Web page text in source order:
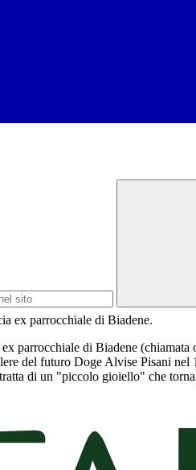
ex parrocchiale di Biadene.
parrocchiale di Biadene
del futuro Doge Alvise Pisani
di un "piccolo gioiello" che